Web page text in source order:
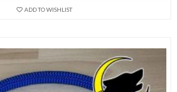
ADD TO WISHLIST